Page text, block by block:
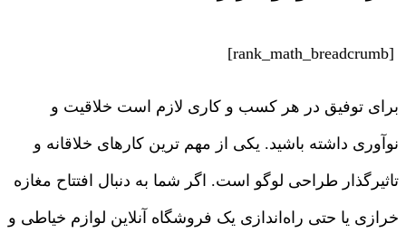
[rank_math_breadcrumb]
برای توفیق در هر کسب و کاری لازم است خلاقیت و
نوآوری داشته باشید. یکی از مهم ترین کارهای خلاقانه و
تاثیرگذار طراحی لوگو است. اگر شما به دنبال افتتاح مغازه
خرازی یا حتی راه‌اندازی یک فروشگاه آنلاین لوازم خیاطی و